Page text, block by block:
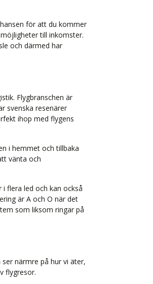
för att du kommer
till inkomster.
och därmed har
Flygbranschen är
svenska resenärer
ihop med flygens
i hemmet och tillbaka
vänta och
flera led och kan också
är A och O när det
som liksom ringar på
närmre på hur vi äter,
flygresor.